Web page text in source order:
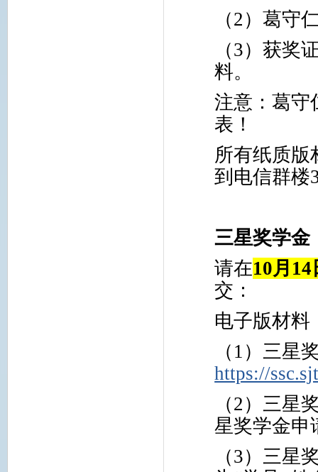
（2 ）葛守
（3）获奖
料。
注意：葛守
表！
所有纸质版
到电信群楼
三星奖学金
请在10月 14
交：
电子版材料
（1） 三星
https://
（2） 三星
星奖学金申
（3） 三星